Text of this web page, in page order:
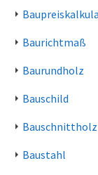
Baurichtmaß
Baurundholz
Bauschild
Bauschnittholz
Baustahl